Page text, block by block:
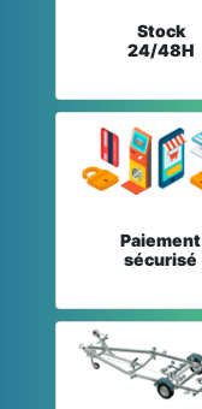
Stock
24/48H
Paiement
sécurisé